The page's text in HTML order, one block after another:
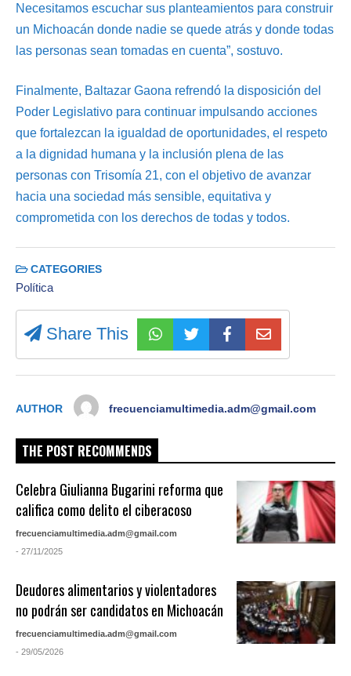
Necesitamos escuchar sus planteamientos para construir
un Michoacán donde nadie se quede atrás y donde todas
las personas sean tomadas en cuenta”, sostuvo.
Finalmente, Baltazar Gaona refrendó la disposición del
Poder Legislativo para continuar impulsando acciones
que fortalezcan la igualdad de oportunidades, el respeto
a la dignidad humana y la inclusión plena de las
personas con Trisomía 21, con el objetivo de avanzar
hacia una sociedad más sensible, equitativa y
comprometida con los derechos de todas y todos.
CATEGORIES
Política
Share This
AUTHOR frecuenciamultimedia.adm@gmail.com
THE POST RECOMMENDS
Celebra Giulianna Bugarini reforma que
califica como delito el ciberacoso
frecuenciamultimedia.adm@gmail.com
- 27/11/2025
Deudores alimentarios y violentadores
no podrán ser candidatos en Michoacán
frecuenciamultimedia.adm@gmail.com
- 29/05/2026